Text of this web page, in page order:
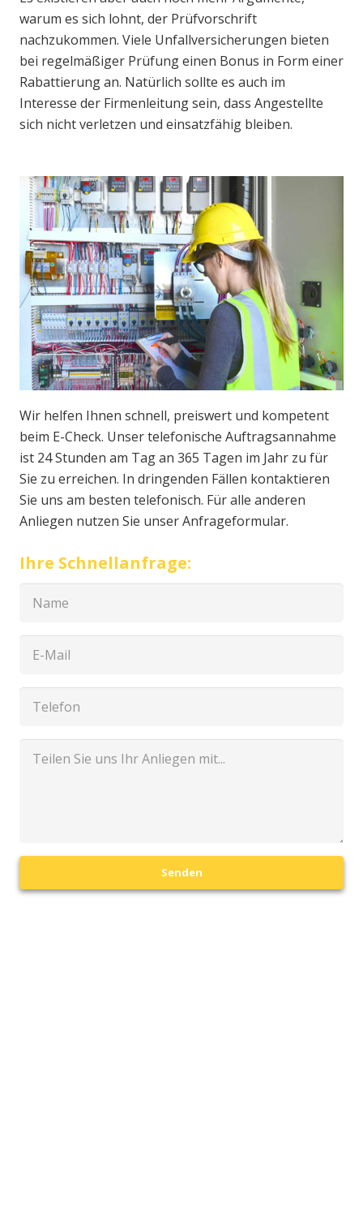
warum es sich lohnt, der Prüfvorschrift
nachzukommen. Viele Unfallversicherungen bieten
bei regelmäßiger Prüfung einen Bonus in Form einer
Rabattierung an. Natürlich sollte es auch im
Interesse der Firmenleitung sein, dass Angestellte
sich nicht verletzen und einsatzfähig bleiben.
Wir helfen Ihnen schnell, preiswert und kompetent
beim E-Check. Unser telefonische Auftragsannahme
ist 24 Stunden am Tag an 365 Tagen im Jahr zu für
Sie zu erreichen. In dringenden Fällen kontaktieren
Sie uns am besten telefonisch. Für alle anderen
Anliegen nutzen Sie unser Anfrageformular.
Ihre Schnellanfrage:
Senden